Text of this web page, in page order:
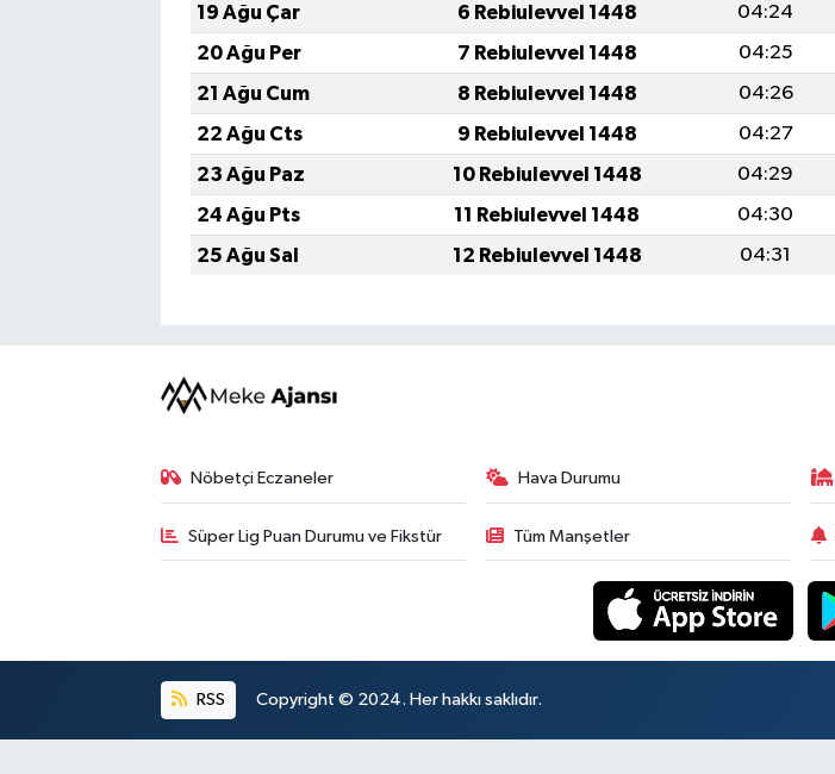
19 Ağu Çar
6 Rebiulevvel 1448 04:24
20 Ağu Per
7 Rebiulevvel 1448 04:25
21 Ağu Cum
8 Rebiulevvel 1448 04:26
22 Ağu Cts
9 Rebiulevvel 1448 04:27
23 Ağu Paz
10 Rebiulevvel 1448 04:29
24 Ağu Pts
11 Rebiulevvel 1448 04:30
25 Ağu Sal
12 Rebiulevvel 1448 04:31
Nöbetçi Eczaneler Hava Durumu
Süper Lig Puan Durumu ve Fikstür Tüm Manşetler
RSS Copyright © 2024. Her hakkı saklıdır.